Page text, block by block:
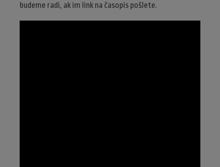
budeme radi, ak im link na časopis pošlete.